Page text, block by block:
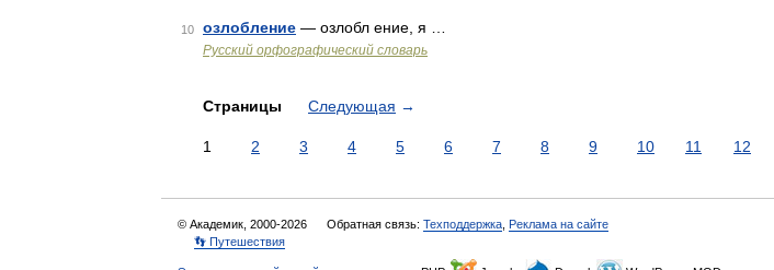
10 озлобление — озлобл ение, я …
Русский орфографический словарь
Страницы Следующая →
1 2 3 4 5 6 7 8 9 10 11 12
© Академик, 2000-2026 Обратная связь: Техподдержка Реклама на сайте
👣 Путешествия